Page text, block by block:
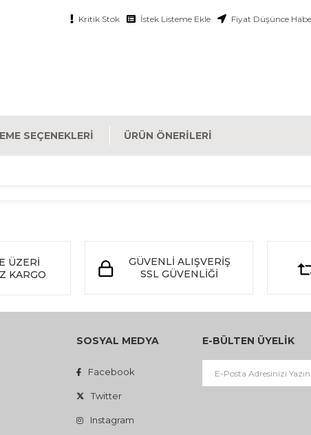
Kritik Stok İstek Listeme Ekle Fiyat Düşünce
SEÇENEKLERI ÜRÜN ÖNERILERI
ÜZERİ
KARGO
GÜVENLİ ALIŞVERİŞ
SSL GÜVENLİĞİ
SOSYAL MEDYA
Facebook
Twitter
Instagram
E-BÜLTEN ÜYELİK